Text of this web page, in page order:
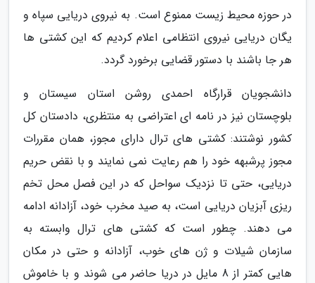
در حوزه محیط زیست ممنوع است. به نیروی دریایی سپاه و
یگان دریایی نیروی انتظامی اعلام کردیم که این کشتی ها
هر جا باشند با دستور قضایی برخورد گردد.
دانشجویان قرارگاه احمدی روشن استان سیستان و
بلوچستان نیز در نامه ای اعتراضی به منتظری، دادستان کل
کشور نوشتند: کشتی های ترال دارای مجوز، همان مقررات
مجوز پرشبهه خود را هم رعایت نمی نمایند و با نقض حریم
دریایی، حتی تا نزدیک سواحل که در این فصل محل تخم
ریزی آبزیان دریایی است، به صید مخرب خود، آزادانه ادامه
می دهند. چطور است که کشتی های ترال وابسته به
سازمان شیلات و ژن های خوب، آزادانه و حتی در مکان
هایی کمتر از 8 مایل در دریا حاضر می شوند و با خاموش